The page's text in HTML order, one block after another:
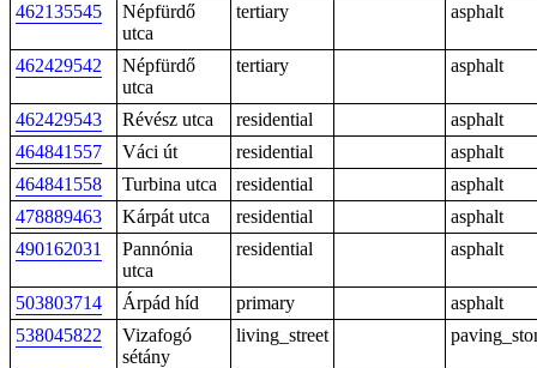
462135545
Népfürdő
utca
tertiary asphalt
462429542
Népfürdő
utca
tertiary asphalt
462429543 Révész utca residential
asphalt
464841557
Váci út residential
asphalt
464841558
Turbina utca residential
asphalt
478889463
Kárpát utca residential
asphalt
490162031
Pannónia
utca
residential asphalt
503803714 Árpád híd primary
asphalt
538045822
Vizafogó
sétány
living_street